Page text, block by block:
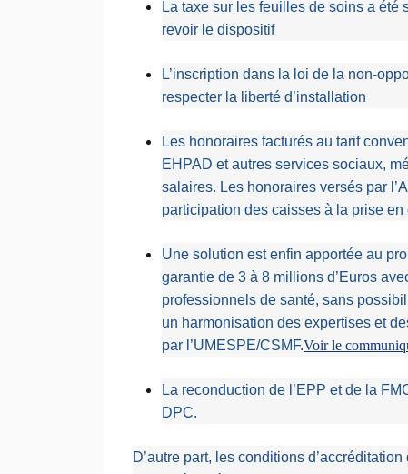
La taxe sur les feuilles de soins a
revoir le dispositif
L’inscription dans la loi de la non-
respecter la liberté d’installation
Les honoraires facturés au tarif
EHPAD et autres services sociaux,
salaires. Les honoraires versés par
participation des caisses à la prise
Une solution est enfin apportée au
garantie de 3 à 8 millions d’Euros
professionnels de santé, sans
un harmonisation des expertises et
par l’UMESPE/CSMF.Voir le
La reconduction de l’EPP et de la
DPC.
D’autre part, les conditions